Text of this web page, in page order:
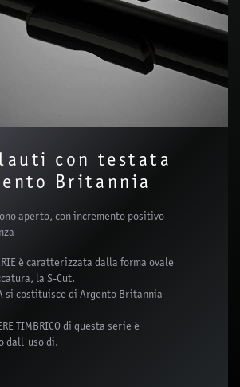
con testata
Britannia
aperto, con incremento positivo
è caratterizzata dalla forma ovale
la S-Cut.
si costituisce di Argento Britannia
TIMBRICO di questa serie è
dall'uso di.